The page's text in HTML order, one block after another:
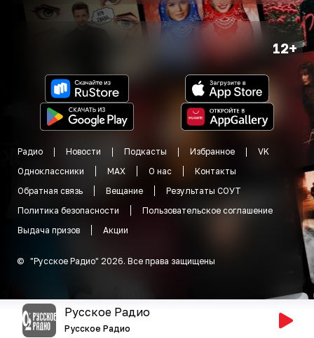
12+
Радио Новости Подкасты Избранное
VK
Одноклассники
MAX О нас
Контакты
Обратная связь
Вещание
Результаты СОУТ
Политика безопасности
Пользовательское соглашение
Выдача призов
Акции
© "Русское Радио" 2026. Все права защищены
Русское Радио
Русское Радио